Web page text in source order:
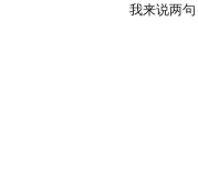
我来说两句